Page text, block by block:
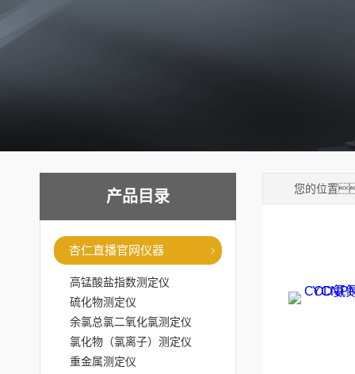
产品目录
杏仁直播官网仪器
高锰酸盐指数测定仪
硫化物测定仪
余氯总氯二氧化氯测定仪
氯化物（氯离子）测定仪
重金属测定仪
您的位置